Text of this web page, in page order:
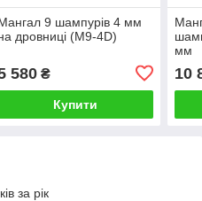
9 шампурів 4 мм
дровниці (М9-4D)
580₴
Купити
мм
10
за рік